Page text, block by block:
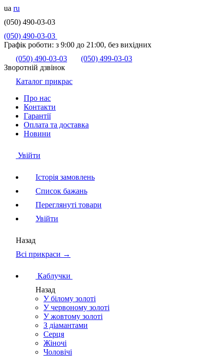
ua ru
(050) 490-03-03
(050) 490-03-03
Графік роботи: з 9:00 до 21:00, без вихідних
(050) 490-03-03
(050) 499-03-03
Зворотній дзвінок
Каталог прикрас
Про нас
Контакти
Гарантії
Оплата та доставка
Новини
Увійти
Історія замовлень
Список бажань
Переглянуті товари
Увійти
Назад
Всі прикраси →
Каблучки
Назад
У білому золоті
У червоному золоті
У жовтому золоті
З діамантами
Серця
Жіночі
Чоловічі